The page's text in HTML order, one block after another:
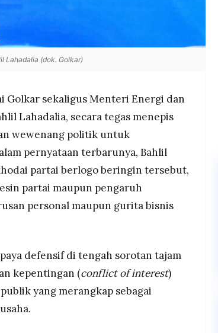
Lahadalia (dok. Golkar)
Golkar sekaligus Menteri Energi dan
Lahadalia, secara tegas menepis
wewenang politik untuk
pernyataan terbarunya, Bahlil
partai berlogo beringin tersebut,
partai maupun pengaruh
personal maupun gurita bisnis
defensif di tengah sorotan tajam
kepentingan (conflict of interest)
yang merangkap sebagai